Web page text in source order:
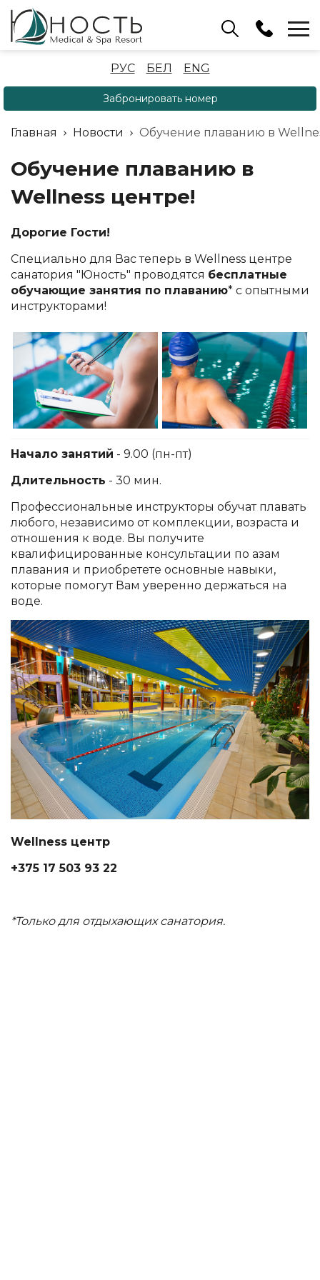
Бассейн
+375 (17) 503 93 22
Аренда беседок
+375 (33) 902 35 07
Отдел бронирования
+375 (17) 503 91 10
РУС БЕЛ ENG
Забронировать номер
Главная Новости Обучение плаванию в
Обучение плаванию в
Wellness центре!
Дорогие Гости!
Специально для Вас теперь в Wellness центре
санатория "Юность" проводятся бесплатные
обучающие занятия по плаванию* с опытными
инструкторами!
Начало занятий - 9.00 (пн-пт)
Длительность - 30 мин.
Профессиональные инструкторы обучат плавать
любого, независимо от комплекции, возраста и
отношения к воде. Вы получите
квалифицированные консультации по азам
плавания и приобретете основные навыки,
которые помогут Вам уверенно держаться на
воде.
Wellness центр
+375 17 503 93 22
*Только для отдыхающих санатория.